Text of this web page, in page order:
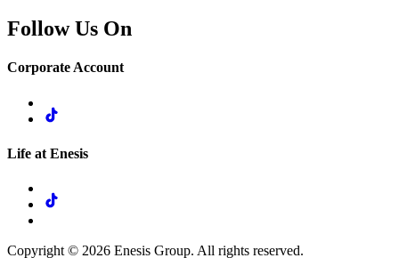
Follow Us On
Corporate Account
Life at Enesis
Copyright © 2026 Enesis Group. All rights reserved.